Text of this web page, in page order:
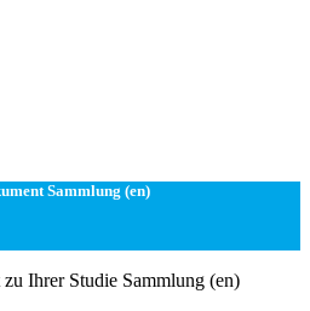
Sammlung (en)
Ihrer Studie Sammlung (en)